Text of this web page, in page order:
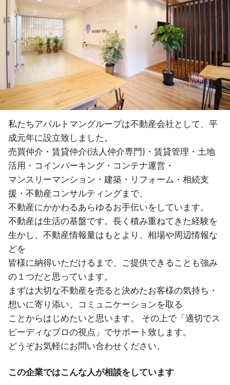
私たちアパルトマングループは不動産会社として、平
成元年に設立致しました。
売買仲介・賃貸仲介(法人仲介専門)・賃貸管理・土地
活用・コインパーキング・コンテナ運営・
マンスリーマンション・建築・リフォーム・相続支
援・不動産コンサルティングまで、
不動産にかかわるあらゆるお手伝いをしています。
不動産は生活の基盤です。長く積み重ねてきた経験を
生かし、不動産情報量はもとより、相場や周辺情報な
どを
皆様に納得いただけるまで、ご提供できることも強み
の１つだと思っています。
まずは大切な不動産を売ると決めたお客様の気持ち・
想いに寄り添い、コミュニケーションを取る
ことからはじめたいと思います。 その上で「適切でス
ピーディなプロの視点」でサポート致します。
どうぞお気軽にお問い合わせください。
この企業ではこんな人が相談をしています